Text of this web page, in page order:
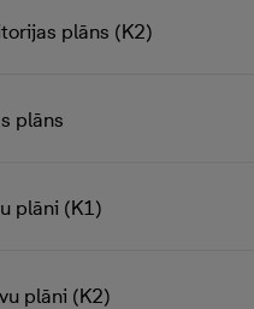
plāns (K2)
plāns
plāni (K1)
plāni (K2)